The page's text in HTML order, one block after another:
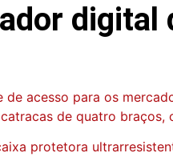
de acesso para os
de quatro
protetora